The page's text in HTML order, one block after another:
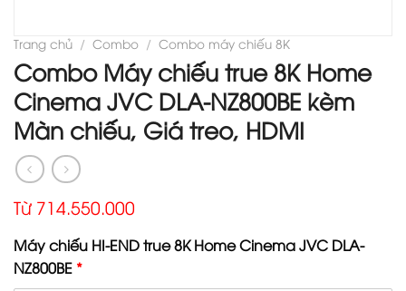
Trang chủ / Combo / Combo máy chiếu 8K
Combo Máy chiếu true 8K Home
Cinema JVC DLA-NZ800BE kèm
Màn chiếu, Giá treo, HDMI
Từ 714.550.000
Máy chiếu HI-END true 8K Home Cinema JVC DLA-
NZ800BE